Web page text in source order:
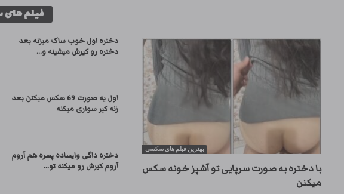
بهترین فیلم های سکسی
با دختره به صورت سرپایی تو آشپز خونه سکس
میکنن
فیلم
دختره اول خوب ساک میزنه بعد
دختره رو کیرش میشینه و...
اول یه صورت 69 سکس میکنن بعد
زنه کیر سواری میکنه
دختره داگی وایساده پسره هم آروم
آروم کیرش رو میکنه تو...